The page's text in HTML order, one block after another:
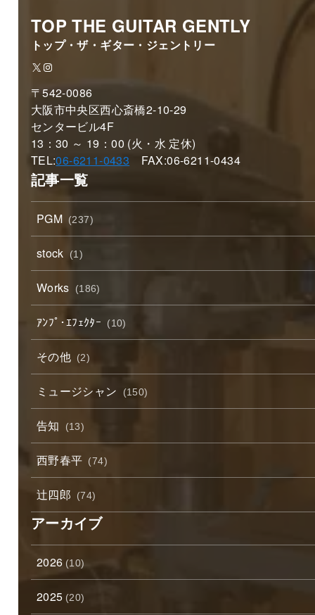
TOP THE GUITAR GENTLY
トップ・ザ・ギター・ジェントリー
X Instagram
〒542-0086
大阪市中央区西心斎橋2-10-29
センタービル4F
13：30 ～ 19：00 (火・水 定休)
TEL:06-6211-0433 FAX:06-6211-0434
記事一覧
PGM (237)
stock (1)
Works (186)
ｱﾝﾌﾟ･ｴﾌｪｸﾀｰ (10)
その他 (2)
ミュージシャン (150)
告知 (13)
西野春平 (74)
辻四郎 (74)
アーカイブ
2026 (10)
2025 (20)